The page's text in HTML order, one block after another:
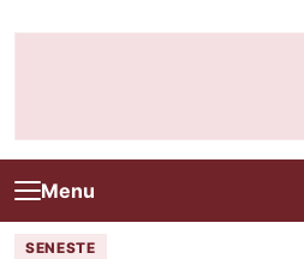
Menu
SENESTE